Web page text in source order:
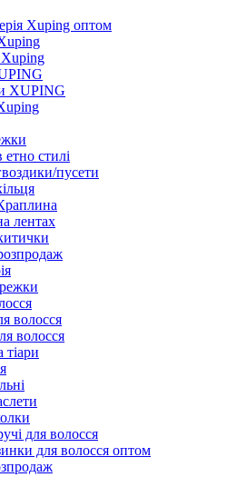
Xuping оптом
XUPING
стилі
пусети
лентах
волосся
волосся
тіари
для волосся
для волосся оптом